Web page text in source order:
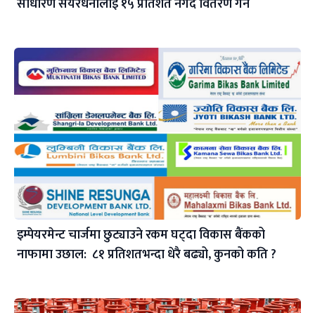
साधारण सेयरधनीलाई १५ प्रतिशत नगद वितरण गर्ने
इम्पेयरमेन्ट चार्जमा छुट्याउने रकम घट्दा विकास बैंकको
नाफामा उछाल: ८१ प्रतिशतभन्दा धेरै बढ्यो, कुनको कति ?